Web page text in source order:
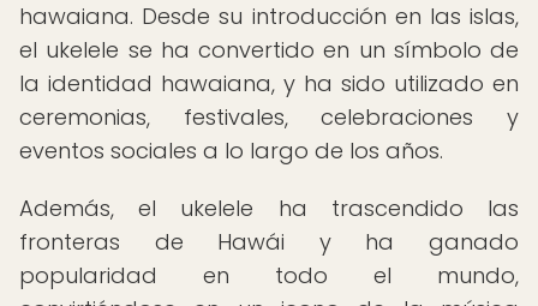
hawaiana. Desde su introducción en las islas,
el ukelele se ha convertido en un símbolo de
la identidad hawaiana, y ha sido utilizado en
ceremonias, festivales, celebraciones y
eventos sociales a lo largo de los años.
Además, el ukelele ha trascendido las
fronteras de Hawái y ha ganado
popularidad en todo el mundo,